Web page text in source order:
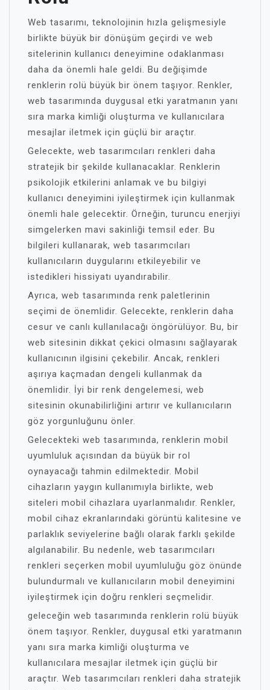
Web tasarımı, teknolojinin hızla gelişmesiyle
birlikte büyük bir dönüşüm geçirdi ve web
sitelerinin kullanıcı deneyimine odaklanması
daha da önemli hale geldi. Bu değişimde
renklerin rolü büyük bir önem taşıyor. Renkler,
web tasarımında duygusal etki yaratmanın yanı
sıra marka kimliği oluşturma ve kullanıcılara
mesajlar iletmek için güçlü bir araçtır.
Gelecekte, web tasarımcıları renkleri daha
stratejik bir şekilde kullanacaklar. Renklerin
psikolojik etkilerini anlamak ve bu bilgiyi
kullanıcı deneyimini iyileştirmek için kullanmak
önemli hale gelecektir. Örneğin, turuncu enerjiyi
simgelerken mavi sakinliği temsil eder. Bu
bilgileri kullanarak, web tasarımcıları
kullanıcıların duygularını etkileyebilir ve
istedikleri hissiyatı uyandırabilir.
Ayrıca, web tasarımında renk paletlerinin
seçimi de önemlidir. Gelecekte, renklerin daha
cesur ve canlı kullanılacağı öngörülüyor. Bu, bir
web sitesinin dikkat çekici olmasını sağlayarak
kullanıcının ilgisini çekebilir. Ancak, renkleri
aşırıya kaçmadan dengeli kullanmak da
önemlidir. İyi bir renk dengelemesi, web
sitesinin okunabilirliğini artırır ve kullanıcıların
göz yorgunluğunu önler.
Gelecekteki web tasarımında, renklerin mobil
uyumluluk açısından da büyük bir rol
oynayacağı tahmin edilmektedir. Mobil
cihazların yaygın kullanımıyla birlikte, web
siteleri mobil cihazlara uyarlanmalıdır. Renkler,
mobil cihaz ekranlarındaki görüntü kalitesine ve
parlaklık seviyelerine bağlı olarak farklı şekilde
algılanabilir. Bu nedenle, web tasarımcıları
renkleri seçerken mobil uyumluluğu göz önünde
bulundurmalı ve kullanıcıların mobil deneyimini
iyileştirmek için doğru renkleri seçmelidir.
geleceğin web tasarımında renklerin rolü büyük
önem taşıyor. Renkler, duygusal etki yaratmanın
yanı sıra marka kimliği oluşturma ve
kullanıcılara mesajlar iletmek için güçlü bir
araçtır. Web tasarımcıları renkleri daha stratejik